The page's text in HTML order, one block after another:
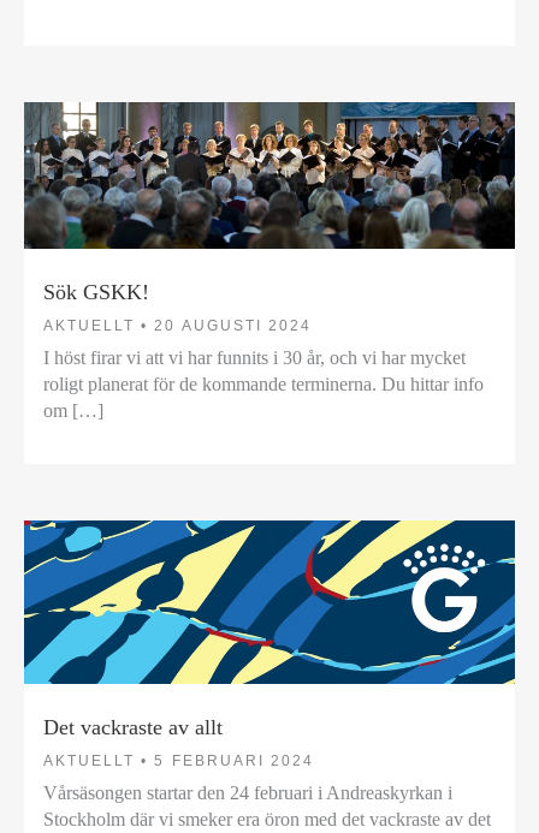
Sök GSKK!
AKTUELLT • 20 AUGUSTI 2024
I höst firar vi att vi har funnits i 30 år, och vi har mycket
roligt planerat för de kommande terminerna. Du hittar info
om […]
Det vackraste av allt
AKTUELLT • 5 FEBRUARI 2024
Vårsäsongen startar den 24 februari i Andreaskyrkan i
Stockholm där vi smeker era öron med det vackraste av det